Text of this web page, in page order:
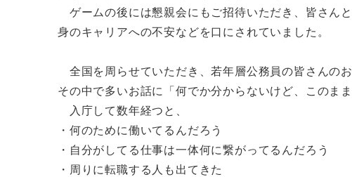
ゲームの後には懇親会にもご招待いただき、皆さん
身のキャリアへの不安などを口にされていました。
全国を周らせていただき、若年層公務員の皆さんの
その中で多いお話に「何でか分からないけど、このま
入庁して数年経つと、
・何のために働いてるんだろう
・自分がしてる仕事は一体何に繋がってるんだろう
・周りに転職する人も出てきた